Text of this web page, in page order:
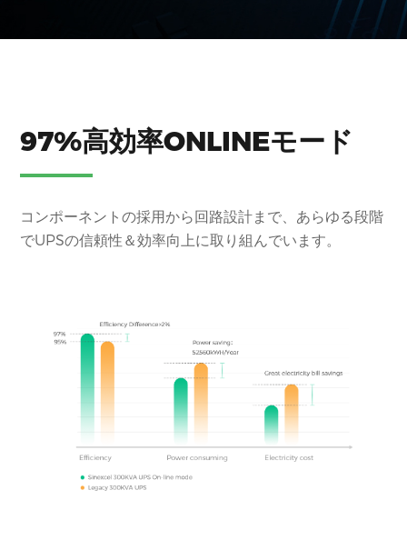
97%高効率ONLINEモード
コンポーネントの採用から回路設計まで、あらゆる段階
でUPSの信頼性＆効率向上に取り組んでいます。